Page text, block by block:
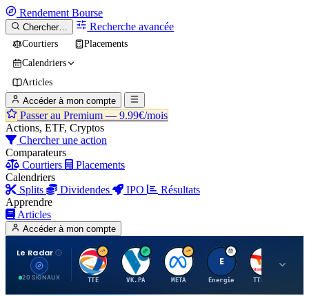
Rendement Bourse
Chercher… Recherche avancée
Courtiers
Placements
Calendriers
Articles
Accéder à mon compte
Passer au Premium — 9.99€/mois
Actions, ETF, Cryptos
Chercher une action
Comparateurs
Courtiers
Placements
Calendriers
Splits
Dividendes IPO
Résultats
Apprendre
Articles
Accéder à mon compte
Le Radar
20 SIGNAUX
T
TTE
V
VK.PA
M
META
E
Energie
T
TTE.PA